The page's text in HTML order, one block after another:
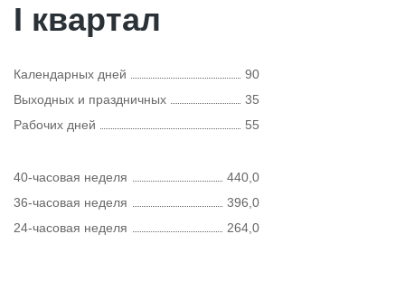
I квартал
Календарных дней
90
Выходных и праздничных
35
Рабочих дней
55
40-часовая неделя
440,0
36-часовая неделя
396,0
24-часовая неделя
264,0